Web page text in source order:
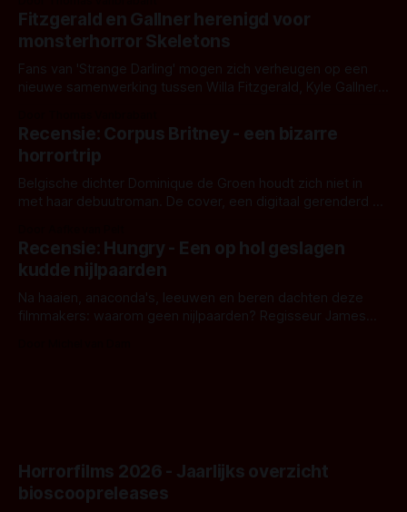
kille stijl vol folklore en mythe. Het topic deze keer is (kon
het het al raden?)... de weerwolf. Kijk je mee?
Fitzgerald en Gallner herenigd voor
monsterhorror Skeletons
Fans van 'Strange Darling' mogen zich verheugen op een
nieuwe samenwerking tussen Willa Fitzgerald, Kyle Gallner
'Skeletons', een nieuwe creature feature waarvoor de
opnames zijn gestart in Australië.
Recensie: Corpus Britney - een bizarre
horrortrip
Belgische dichter Dominique de Groen houdt zich niet in
met haar debuutroman. De cover, een digitaal gerenderd en
achtergrond, belooft iets kleurrijks maar onheilspellends,
iets ongrijpbaars. En dat maakt De Groen met ieder woord
waar.
Recensie: Hungry - Een op hol geslagen
kudde nijlpaarden
Na haaien, anaconda's, leeuwen en beren dachten deze
filmmakers: waarom geen nijlpaarden? Regisseur James
Horrorfilms 2026 - Jaarlijks overzicht
bioscoopreleases